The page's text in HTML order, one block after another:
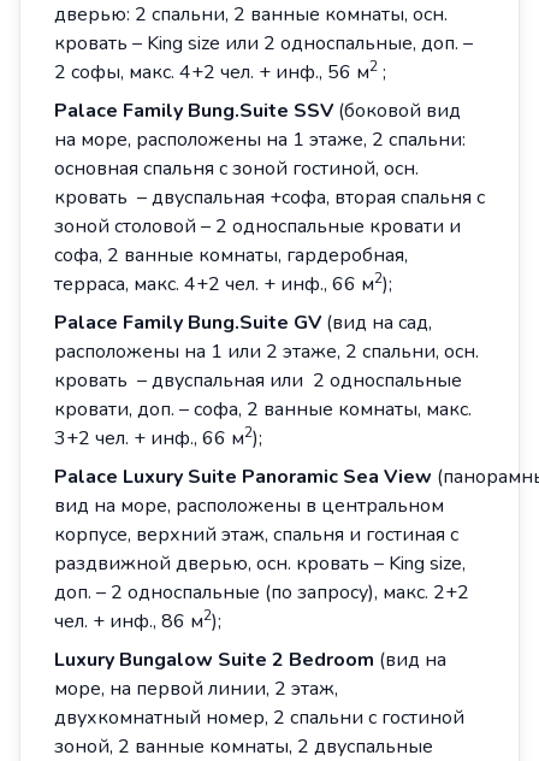
дверью: 2 спальни, 2 ванные комнаты, осн.
кровать – King size или 2 односпальные, доп. –
2 софы, макс. 4+2 чел. + инф., 56 м2 ;
Palace Family Bung.Suite SSV (боковой вид
на море, расположены на 1 этаже, 2 спальни:
основная спальня с зоной гостиной, осн.
кровать – двуспальная +софа, вторая спальня с
зоной столовой – 2 односпальные кровати и
софа, 2 ванные комнаты, гардеробная,
терраса, макс. 4+2 чел. + инф., 66 м2);
Palace Family Bung.Suite GV (вид на сад,
расположены на 1 или 2 этаже, 2 спальни, осн.
кровать – двуспальная или 2 односпальные
кровати, доп. – софа, 2 ванные комнаты, макс.
3+2 чел. + инф., 66 м2);
Palace Luxury Suite Panoramic Sea View
вид на море, расположены в центральном
корпусе, верхний этаж, спальня и гостиная с
раздвижной дверью, осн. кровать – King size,
доп. – 2 односпальные (по запросу), макс. 2+2
чел. + инф., 86 м2);
Luxury Bungalow Suite 2 Bedroom (вид на
море, на первой линии, 2 этаж,
двухкомнатный номер, 2 спальни с гостиной
зоной, 2 ванные комнаты, 2 двуспальные